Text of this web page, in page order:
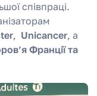
співпраці.
, Unicancer, а
Франції та